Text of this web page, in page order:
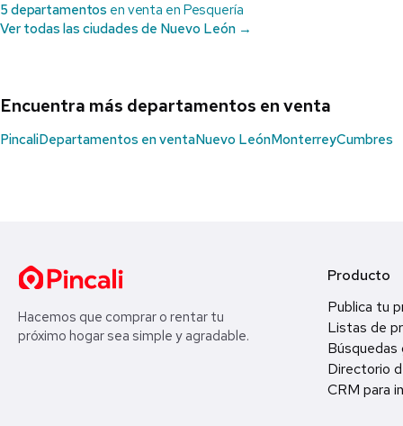
5 departamentos en venta en Pesquería
Ver todas las ciudades de Nuevo León →
Encuentra más departamentos en venta
PincaliDepartamentos en ventaNuevo LeónMonterreyCumbres
Hacemos que comprar o rentar tu
próximo hogar sea simple y agradable.
Producto
Publica tu
Listas de
Búsquedas
Directorio
CRM para